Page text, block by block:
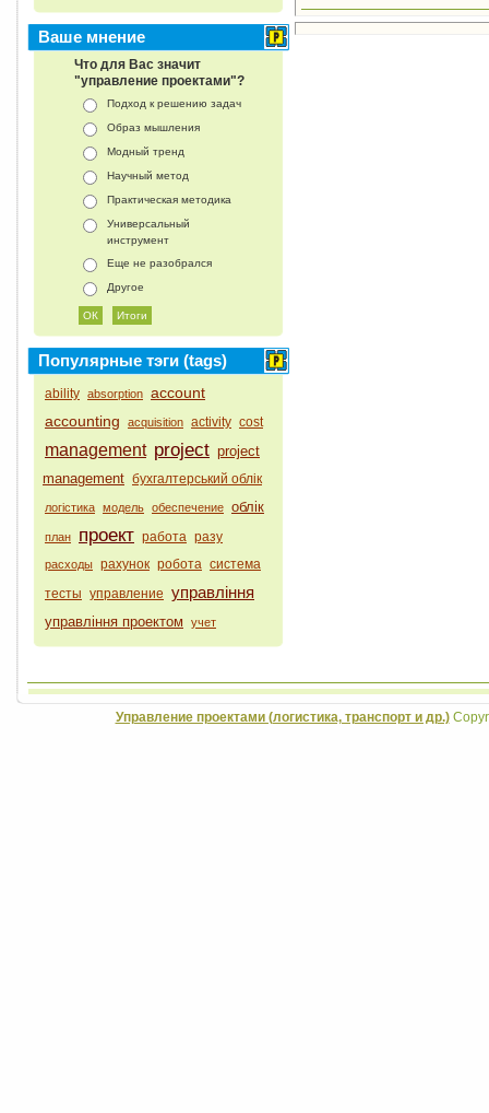
Ваше мнение
Что для Вас значит
"управление проектами"?
Подход к решению задач
Образ мышления
Модный тренд
Научный метод
Практическая методика
Универсальный
инструмент
Еще не разобрался
Другое
Популярные тэги (tags)
ability absorption account
accounting
acquisition activity cost
management project project
management бухгалтерський облік
логістика модель обеспечение облік
план проект работа разу
расходы рахунок робота система
тесты управление управління
управління проектом учет
Управление проектами (логистика, транспорт и др.)